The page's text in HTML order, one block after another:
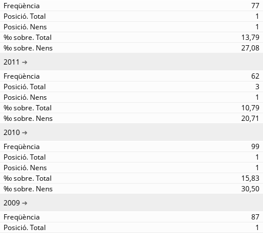
77
1
1
13,79
27,08
2011
62
3
1
10,79
20,71
2010
99
1
1
15,83
30,50
2009
87
1